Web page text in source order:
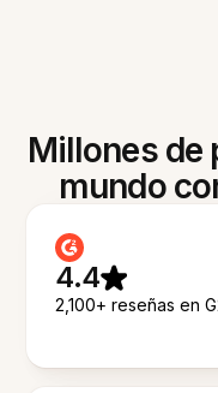
Millones de
mundo
4.4
2,100+ reseñas en